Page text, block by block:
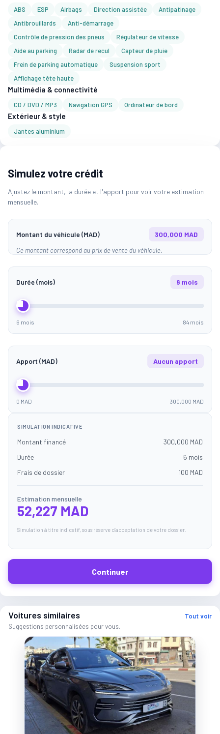
ABS ESP Airbags Direction assistée
Antipatinage
Antibrouillards
Anti-démarrage
Contrôle de pression des pneus
Régulateur de vitesse
Aide au parking
Radar de recul
Capteur de pluie
Frein de parking automatique
Suspension sport
Affichage tête haute
Multimédia & connectivité
CD / DVD / MP3 Navigation GPS Ordinateur de bord
Extérieur & style
Jantes aluminium
Simulez votre crédit
Ajustez le montant, la durée et l'apport pour voir votre estimation
mensuelle.
Montant du véhicule (MAD) 300,000 MAD
Ce montant correspond au prix de vente du véhicule.
Durée (mois) 6 mois
6 mois 84 mois
Apport (MAD) Aucun apport
0 MAD 300,000 MAD
SIMULATION INDICATIVE
Montant financé
300,000 MAD
Durée
6 mois
Frais de dossier
100 MAD
Estimation mensuelle
52,227 MAD
Simulation à titre indicatif, sous réserve d'acceptation de votre dossier.
Continuer
Voitures similaires
Suggestions personnalisées pour vous.
Tout voir